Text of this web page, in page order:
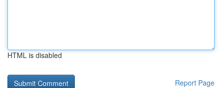
HTML is disabled
Report Page